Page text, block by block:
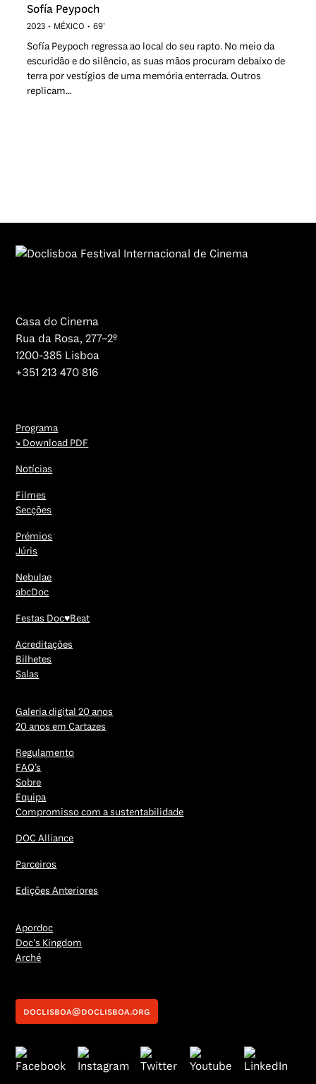
Sofía Peypoch
2023 MÉXICO 69’
Sofía Peypoch regressa ao local do seu rapto. No meio da
escuridão e do silêncio, as suas mãos procuram debaixo de
terra por vestígios de uma memória enterrada. Outros
replicam…
Casa do Cinema
Rua da Rosa, 277–2º
1200-385 Lisboa
+351 213 470 816
Programa
↘ Download PDF
Notícias
Filmes
Secções
Prémios
Júris
Nebulae
abcDoc
Festas Doc♥Beat
Acreditações
Bilhetes
Salas
Galeria digital 20 anos
20 anos em Cartazes
Regulamento
FAQ’s
Sobre
Equipa
Compromisso com a sustentabilidade
DOC Alliance
Parceiros
Edições Anteriores
Apordoc
Doc's Kingdom
Arché
doclisboa@doclisboa.org